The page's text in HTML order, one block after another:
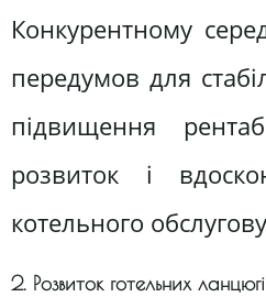
Конкурентному
передумов для
підвищення
розвиток і
котельного
2. Розвиток готельних